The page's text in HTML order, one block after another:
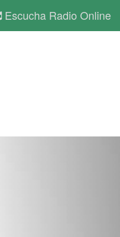
Escucha Radio Online